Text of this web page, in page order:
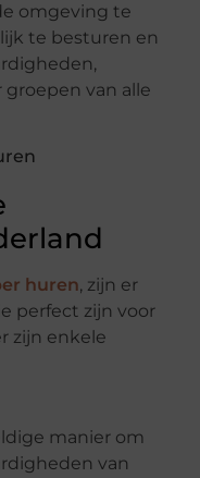
omgeving te
te besturen en
groepen van alle
huren, zijn er
perfect zijn voor
zijn enkele
manier om
van